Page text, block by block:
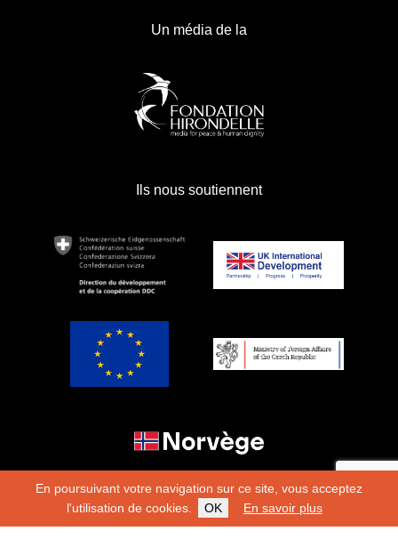
En poursuivant votre navigation sur ce site, vous acceptez
l'utilisation de cookies.
OK En savoir plus
Un média de la
Ils nous soutiennent